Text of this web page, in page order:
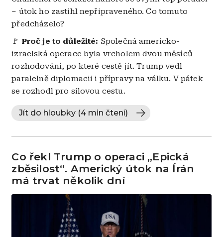
– útok ho zastihl nepřipraveného. Co tomuto
předcházelo?
🚩 Proč je to důležité: Společná americko-
izraelská operace byla vrcholem dvou měsíců
rozhodování, po které cestě jít. Trump vedl
paralelně diplomacii i přípravy na válku. V pátek
se rozhodl pro silovou cestu.
Jít do hloubky (4 min čtení)
Co řekl Trump o operaci „Epická
zběsilost“. Americký útok na Írán
má trvat několik dní